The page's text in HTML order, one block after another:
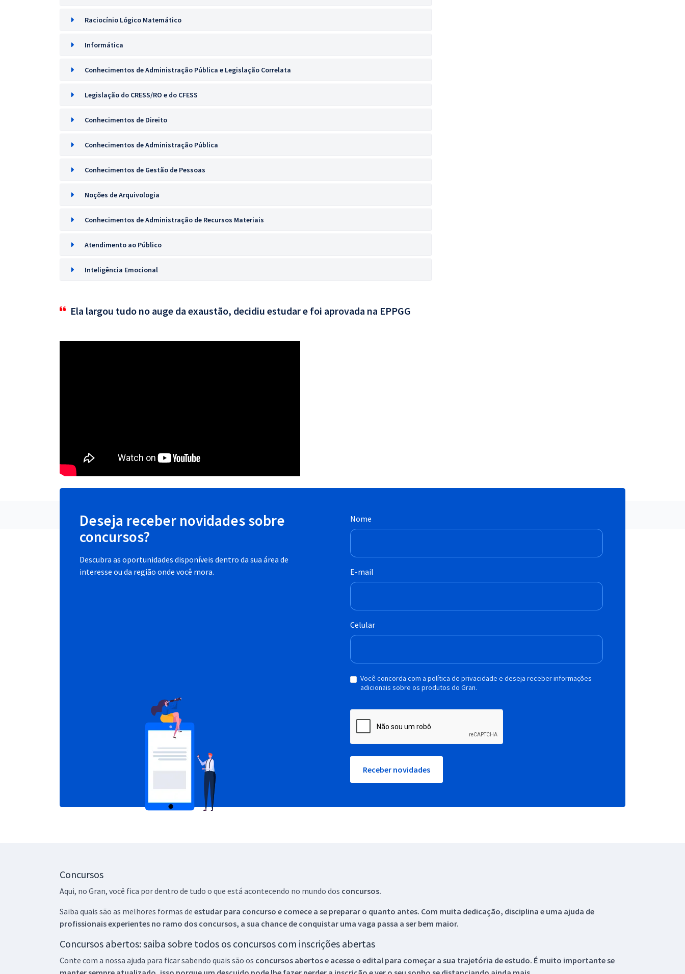
Raciocínio Lógico Matemático
Informática
Conhecimentos de Administração Pública e Legislação Correlata
Legislação do CRESS/RO e do CFESS
Conhecimentos de Direito
Conhecimentos de Administração Pública
Conhecimentos de Gestão de Pessoas
Noções de Arquivologia
Conhecimentos de Administração de Recursos Materiais
Atendimento ao Público
Inteligência Emocional
Ela largou tudo no auge da exaustão, decidiu estudar e foi aprovada na EPPGG
Deseja receber novidades sobre
concursos?
Descubra as oportunidades disponíveis dentro da sua área de
interesse ou da região onde você mora.
Nome
E-mail
Celular
Você concorda com a política de privacidade e deseja receber informações
adicionais sobre os produtos do Gran.
Receber novidades
Concursos
Aqui, no Gran, você fica por dentro de tudo o que está acontecendo no mundo dos concursos.
Saiba quais são as melhores formas de estudar para concurso e comece a se preparar o quanto antes. Com muita dedicação, disciplina e uma ajuda de
profissionais experientes no ramo dos concursos, a sua chance de conquistar uma vaga passa a ser bem maior.
Concursos abertos: saiba sobre todos os concursos com inscrições abertas
Conte com a nossa ajuda para ficar sabendo quais são os concursos abertos e acesse o edital para começar a sua trajetória de estudo. É muito importante se